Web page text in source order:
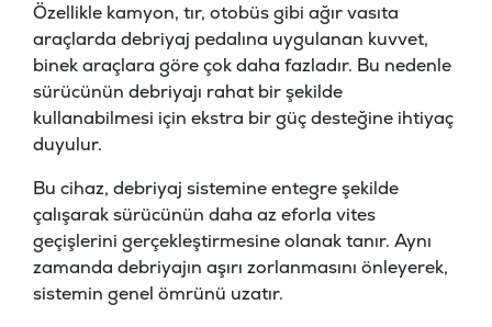
Özellikle kamyon, tır, otobüs gibi ağır vasıta
araçlarda debriyaj pedalına uygulanan kuvvet,
binek araçlara göre çok daha fazladır. Bu nedenle
sürücünün debriyajı rahat bir şekilde
kullanabilmesi için ekstra bir güç desteğine ihtiyaç
duyulur.
Bu cihaz, debriyaj sistemine entegre şekilde
çalışarak sürücünün daha az eforla vites
geçişlerini gerçekleştirmesine olanak tanır. Aynı
zamanda debriyajın aşırı zorlanmasını önleyerek,
sistemin genel ömrünü uzatır.